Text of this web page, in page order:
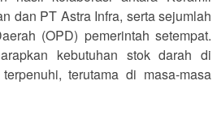
dan PT Astra Infra, serta sejumlah
(OPD) pemerintah setempat.
kebutuhan stok darah di
terutama di masa-masa